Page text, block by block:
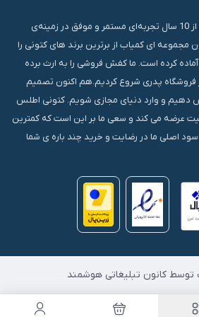
تنظیماتکتونی اطلس با بیش از 10 سال تجربه‌ای مستمر و موفق در زمینه‌ی
ای کمیاب از برترین برند های کتونی را
کرده است. ما کفش فروشی را به ارث برده
فروشگاه پدری شروع کردیم.هم اکنون تصمیم
دهیم و وارد دنیای مجازی شویم. کتونی اطلس
عرضه می کند و سعی ما بر این است که کمترین
اصلی ما در رضایت و خرید چند باره ی شما
کانون تبلیغاتی هوشمند